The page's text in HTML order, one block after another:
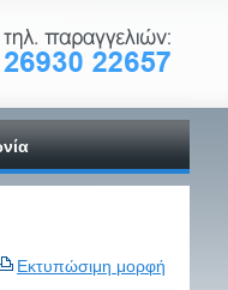
Εκτυπώσιμη μορφή